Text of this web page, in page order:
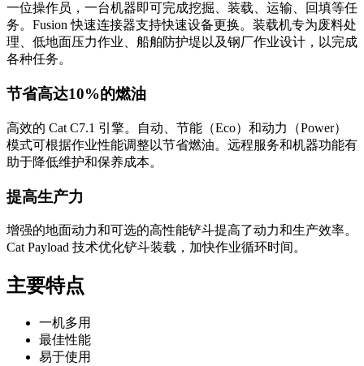
一位操作员，一台机器即可完成挖掘、装载、运输、回填等任
务。Fusion 快速连接器支持快速设备更换。装载机专为废料处
理、低地面压力作业、船舶防护堤以及钢厂作业设计，以完成
各种任务。
节省高达10%的燃油
高效的 Cat C7.1 引擎。自动、节能（Eco）和动力（Power）
模式可根据作业性能调整以节省燃油。远程服务和机器功能有
助于降低维护和保养成本。
提高生产力
增强的地面动力和可选的高性能铲斗提高了动力和生产效率。
Cat Payload 技术优化铲斗装载，加快作业循环时间。
主要特点
一机多用
最佳性能
易于使用